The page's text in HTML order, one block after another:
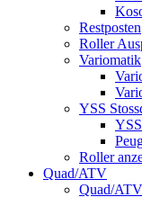
Restposten
Roller
Variomatik
YSS
Roller
Quad/ATV
Quad/